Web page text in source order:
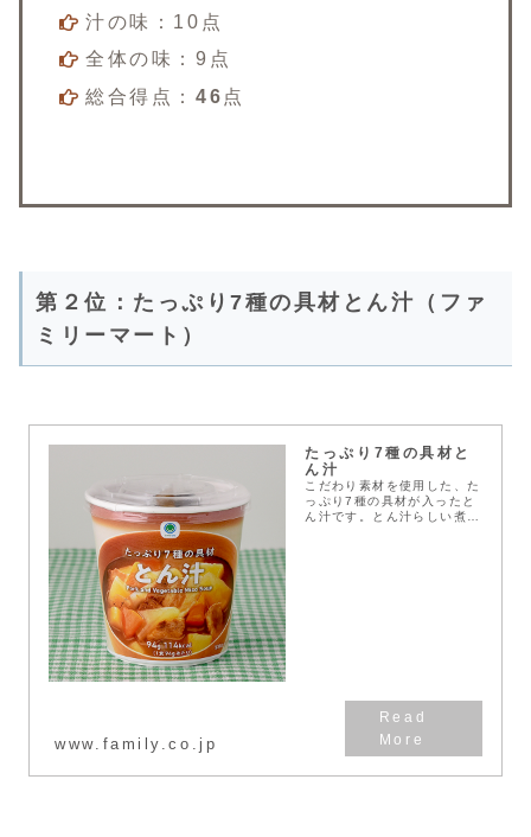
汁の味：10点
全体の味：9点
総合得点： 46 点
第２位：たっぷり7種の具材とん汁（ファ
ミリーマート）
たっぷり7種の具材と
ん汁
こだわり素材を使用した、た
っぷり7種の具材が入ったと
ん汁です。とん汁らしい煮込
www.family.co.jp